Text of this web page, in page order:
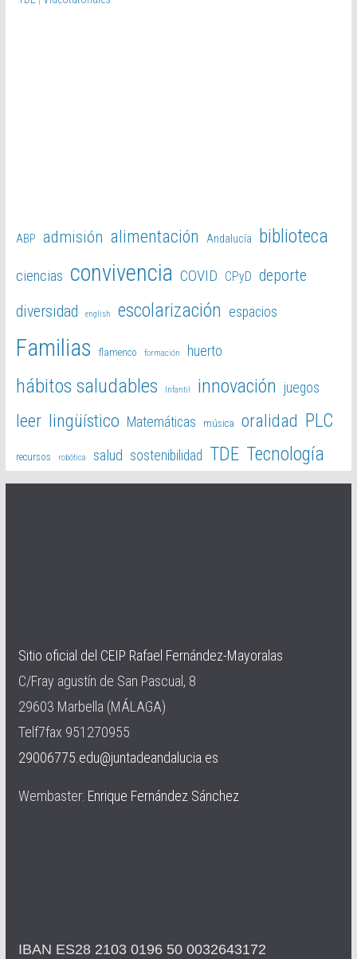
ABP admisión alimentación Andalucía biblioteca
ciencias convivencia COVID CPyD deporte
diversidad english escolarización espacios
Familias flamenco formación huerto
hábitos saludables Infantil innovación juegos
leer lingüístico Matemáticas música oralidad PLC
recursos robótica salud sostenibilidad TDE Tecnología
Sitio oficial del CEIP Rafael Fernández-Mayoralas
C/Fray agustín de San Pascual, 8
29603 Marbella (MÁLAGA)
Telf7fax 951270955
29006775.edu@juntadeandalucia.es
Wembaster: Enrique Fernández Sánchez
IBAN ES28 2103 0196 50 0032643172